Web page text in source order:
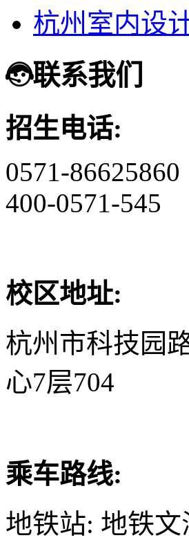
杭州室内设
联系我们
招生电话:
0571-86625860
400-0571-545
校区地址:
杭州市科技园
心7层704
乘车路线:
地铁站: 地铁